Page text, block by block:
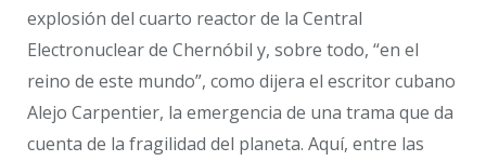
explosión del cuarto reactor de la Central
Electronuclear de Chernóbil y, sobre todo, “en el
reino de este mundo”, como dijera el escritor cubano
Alejo Carpentier, la emergencia de una trama que da
cuenta de la fragilidad del planeta. Aquí, entre las